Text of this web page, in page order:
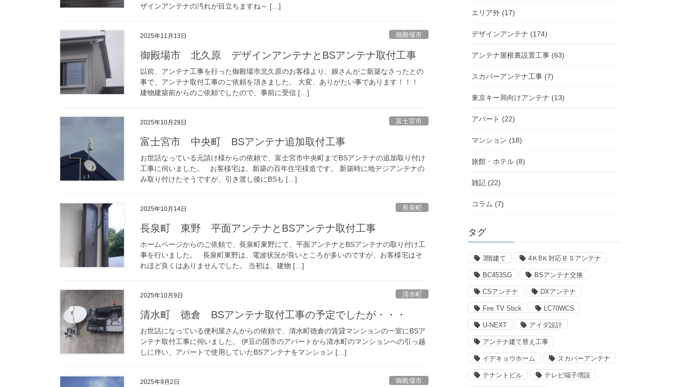
ザインアンテナの汚れが目立ちますね～ […]
2025年11月13日 御殿場市
御殿場市 北久原 デザインアンテナとBSアンテナ取付工事
以前、アンテナ工事を行った御殿場市北久原のお客様より、娘さんがご新築なさったとの
事で、アンテナ取付工事のご依頼を頂きました。 大変、ありがたい事であります！！！
建物建築前からのご依頼でしたので、事前に受信 […]
2025年10月29日 富士宮市
富士宮市 中央町 BSアンテナ追加取付工事
お世話なっている元請け様からの依頼で、富士宮市中央町までBSアンテナの追加取り付け
工事に伺いました。 お客様宅は、新築の百年住宅様造です。 新築時に地デジアンテナの
み取り付けたそうですが、引き渡し後にBSも […]
2025年10月14日 長泉町
長泉町 東野 平面アンテナとBSアンテナ取付工事
ホームページからのご依頼で、長泉町東野にて、平面アンテナとBSアンテナの取り付け工
事を行いました。 長泉町東野は、電波状況が良いところが多いのですが、お客様宅はそ
れほど良くはありませんでした。 当初は、建物 […]
2025年10月9日 清水町
清水町 徳倉 BSアンテナ取付工事の予定でしたが・・・
お世話になっている便利屋さんからの依頼で、清水町徳倉の賃貸マンションの一室にBSア
ンテナ取付工事に伺いました。 伊豆の国市のアパートから清水町のマンションへの引っ越
しに伴い、アパートで使用していたBSアンテナをマンション […]
2025年9月2日 御殿場市
エリア外 (17)
デザインアンテナ (174)
アンテナ屋根裏設置工事 (63)
スカパーアンテナ工事 (7)
東京キー局向けアンテナ (13)
アパート (22)
マンション (18)
旅館・ホテル (8)
雑記 (22)
コラム (7)
タグ
3階建て 4Ｋ8Ｋ対応ＢＳアンテナ
BC453SG BSアンテナ交換
CSアンテナ DXアンテナ
Fire TV Stick LC70WCS
U-NEXT アイダ設計
アンテナ建て替え工事
イデキョウホーム スカパーアンテナ
テナントビル テレビ端子増設